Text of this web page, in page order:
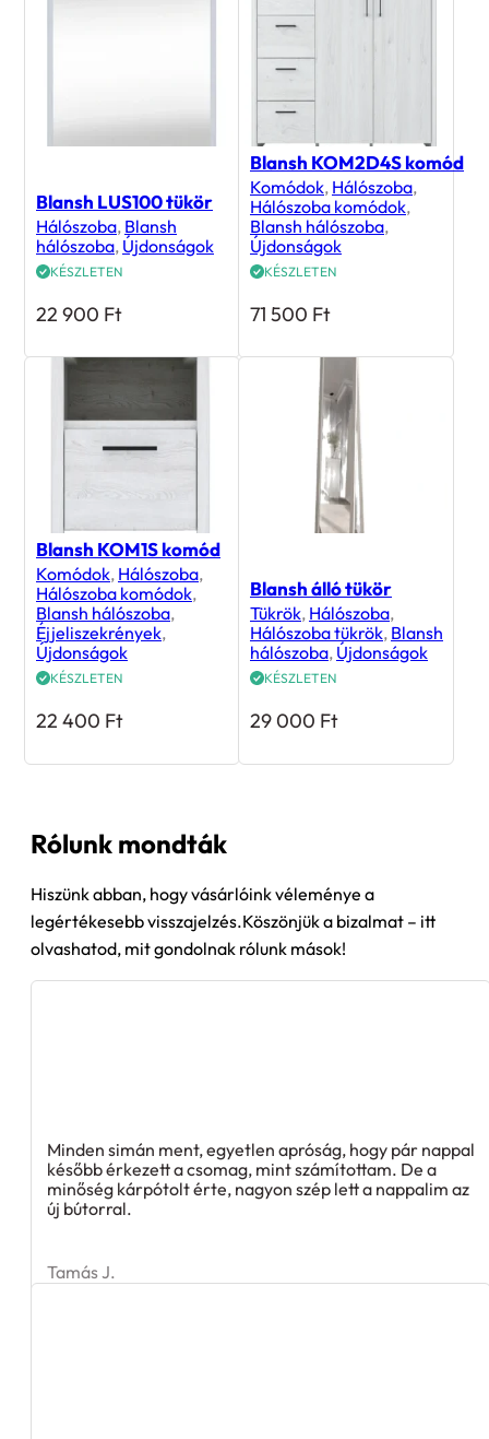
Blansh LUS100 tükör
Hálószoba, Blansh
hálószoba, Újdonságok
KÉSZLETEN
22 900 Ft
Blansh KOM2D4S komód
Komódok, Hálószoba,
Hálószoba komódok,
Blansh hálószoba,
Újdonságok
KÉSZLETEN
71 500 Ft
Blansh KOM1S komód
Komódok, Hálószoba,
Hálószoba komódok,
Blansh hálószoba,
Éjjeliszekrények,
Újdonságok
KÉSZLETEN
22 400 Ft
Blansh álló tükör
Tükrök, Hálószoba,
Hálószoba tükrök, Blansh
hálószoba, Újdonságok
KÉSZLETEN
29 000 Ft
Rólunk mondták
Hiszünk abban, hogy vásárlóink véleménye a
legértékesebb visszajelzés.Köszönjük a bizalmat – itt
olvashatod, mit gondolnak rólunk mások!
Minden simán ment, egyetlen apróság, hogy pár nappal
később érkezett a csomag, mint számítottam. De a
minőség kárpótolt érte, nagyon szép lett a nappalim az
új bútorral.
Tamás J.